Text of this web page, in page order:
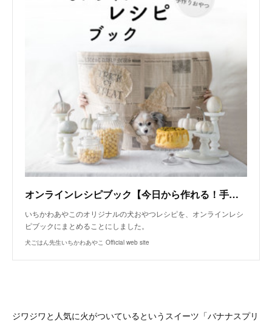
オンラインレシピブック【今日から作れる！手作り犬おやつレシピ】
いちかわあやこのオリジナルの犬おやつレシピを、オンラインレシ
ピブックにまとめることにしました。
犬ごはん先生いちかわあやこ Official web site
ジワジワと人気に火がついているというスイーツ「バナナスプリ